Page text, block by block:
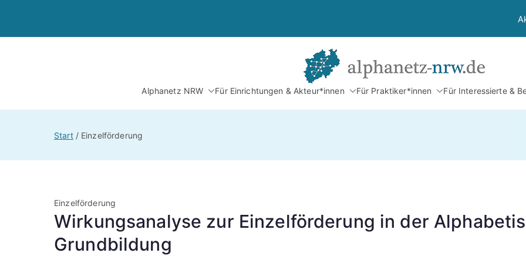
springen
Netzwerk
Alphanetz NRW Für Einrichtungen & Akteur*innen Für Praktiker*innen Für Interessierte &
Start Einzelförderung
Einzelförderung
Wirkungsanalyse zur Einzelförderung in der
Grundbildung